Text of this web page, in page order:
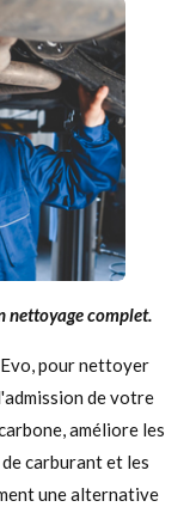
nettoyage complet.
pour nettoyer
de votre
améliore les
carburant et les
une alternative